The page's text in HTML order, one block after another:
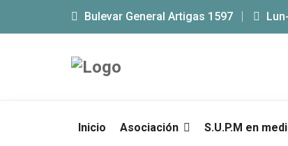
Bulevar General Artigas 1597
Inicio Asociación S.U.P.M en